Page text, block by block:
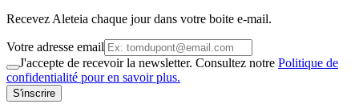
Recevez Aleteia chaque jour dans votre boite e-mail.
Votre adresse email
J'accepte de recevoir la newsletter. Consultez notre Politique de
confidentialité pour en savoir plus.
S'inscrire